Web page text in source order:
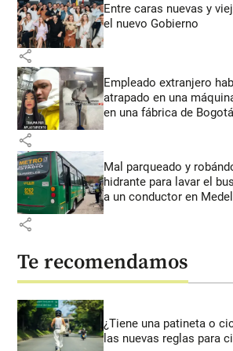
Entre caras nuevas y
el nuevo Gobierno
share
Empleado extranjero
atrapado en una
en una fábrica de Bogotá
share
Mal parqueado y
hidrante para lavar el
a un conductor en
share
Te recomendamos
¿Tiene una patineta o
las nuevas reglas para